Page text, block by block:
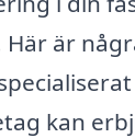
är
kan